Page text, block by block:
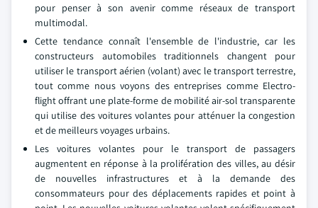
pour penser à son avenir comme réseaux de transport
multimodal.
Cette tendance connaît l'ensemble de l'industrie, car les
constructeurs automobiles traditionnels changent pour
utiliser le transport aérien (volant) avec le transport terrestre,
tout comme nous voyons des entreprises comme Electro-
flight offrant une plate-forme de mobilité air-sol transparente
qui utilise des voitures volantes pour atténuer la congestion
et de meilleurs voyages urbains.
Les voitures volantes pour le transport de passagers
augmentent en réponse à la prolifération des villes, au désir
de nouvelles infrastructures et à la demande des
consommateurs pour des déplacements rapides et point à